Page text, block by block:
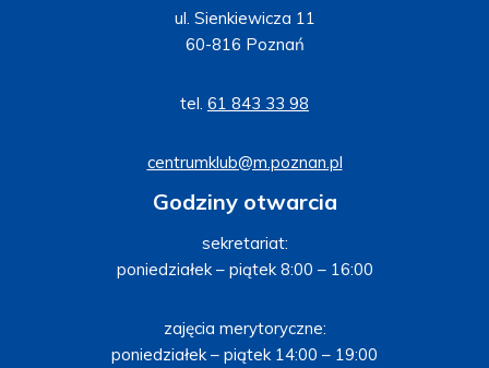
ul. Sienkiewicza 11
60-816 Poznań
tel. 61 843 33 98
centrumklub@m.poznan.pl
Godziny otwarcia
sekretariat:
poniedziałek – piątek 8:00 – 16:00
zajęcia merytoryczne:
poniedziałek – piątek 14:00 – 19:00